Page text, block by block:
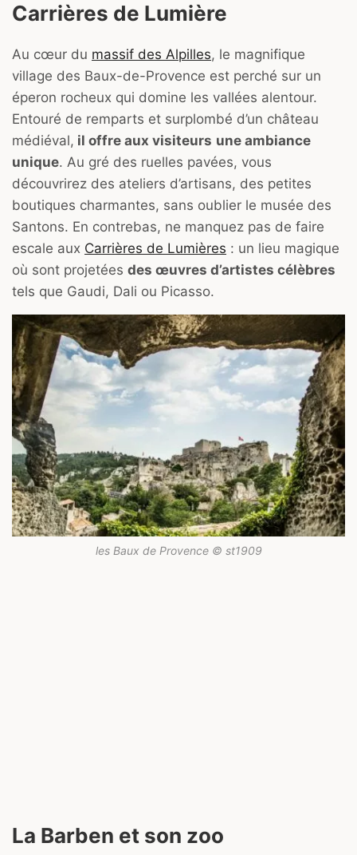
Carrières de Lumière
Au cœur du massif des Alpilles, le magnifique
village des Baux-de-Provence est perché sur un
éperon rocheux qui domine les vallées alentour.
Entouré de remparts et surplombé d’un château
médiéval, il offre aux visiteurs une ambiance
unique. Au gré des ruelles pavées, vous
découvrirez des ateliers d’artisans, des petites
boutiques charmantes, sans oublier le musée des
Santons. En contrebas, ne manquez pas de faire
escale aux Carrières de Lumières : un lieu magique
où sont projetées des œuvres d’artistes célèbres
tels que Gaudi, Dali ou Picasso.
les Baux de Provence © st1909
La Barben et son zoo